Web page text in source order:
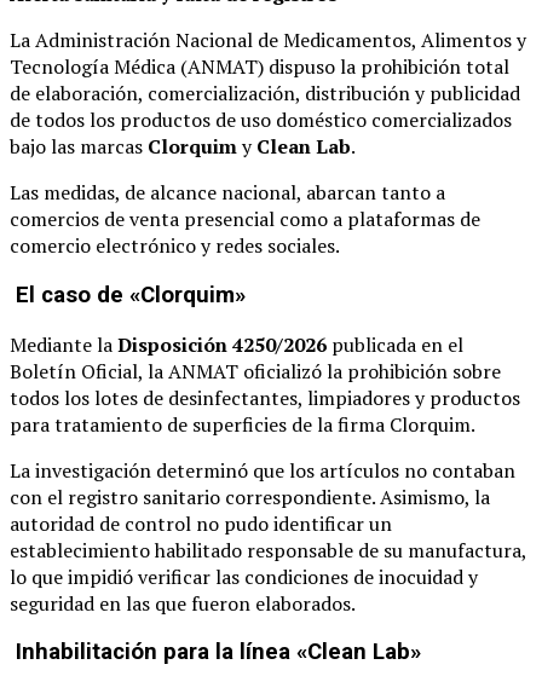
La Administración Nacional de Medicamentos, Alimentos y
Tecnología Médica (ANMAT) dispuso la prohibición total
de elaboración, comercialización, distribución y publicidad
de todos los productos de uso doméstico comercializados
bajo las marcas ClorquimyClean Lab.
Las medidas, de alcance nacional, abarcan tanto a
comercios de venta presencial como a plataformas de
comercio electrónico y redes sociales.
El caso de «Clorquim»
Mediante laDisposición 4250/2026 publicada en el
Boletín Oficial, la ANMAT oficializó la prohibición sobre
todos los lotes de desinfectantes, limpiadores y productos
para tratamiento de superficies de la firma Clorquim.
La investigación determinó que los artículos no contaban
con el registro sanitario correspondiente. Asimismo, la
autoridad de control no pudo identificar un
establecimiento habilitado responsable de su manufactura,
lo que impidió verificar las condiciones de inocuidad y
seguridad en las que fueron elaborados.
Inhabilitación para la línea «Clean Lab»